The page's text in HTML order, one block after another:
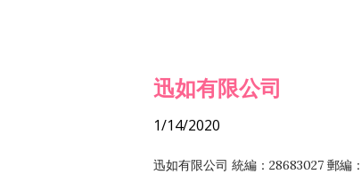
迅如有限公司
1/14/2020
迅如有限公司 統編：28683027 郵編